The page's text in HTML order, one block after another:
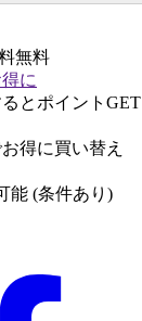
無料
に
とポイントGET
得に買い替え
能 (条件あり)